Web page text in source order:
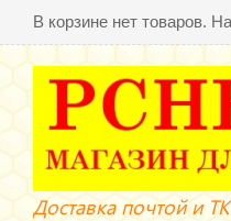
В корзине нет товаров.
Доставка почтой и ТК